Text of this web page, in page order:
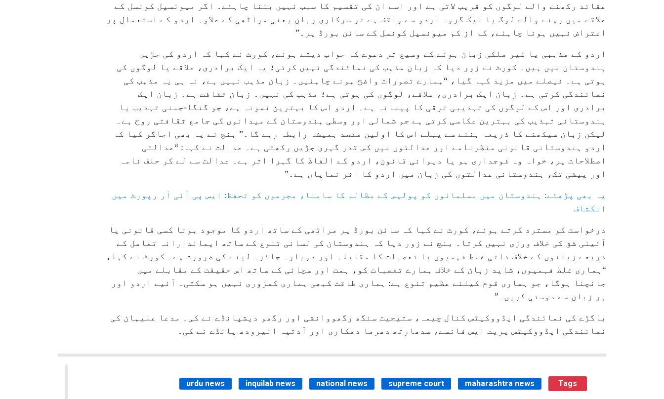
عقائد رکھنے والے لوگوں کو قریب لاتی ہے اور اسے ان کی تقسیم کا سبب نہیں بننا چاہئے۔ اگر میونسپل کونسل کے
علاقے میں رہنے والے لوگ یا ایک گروہ اردو سے واقف ہے تو سرکاری زبان یعنی مراٹھی کے علاوہ اردو کے استعمال پر
اعتراض نہیں ہونا چاہئے، کم از کم میونسپل کونسل کے سائن بورڈ پر۔”
اردو کے مذہبی یا غیر ملکی زبان ہونے کے وسیع تر دعوے کا جواب دیتے ہوئے، کورٹ نے کہا کہ اردو کی جڑیں
ہندوستان میں ہیں۔ کورٹ نے زور دیا کہ زبان مذہب کی نمائندگی نہیں کرتی؛ یہ ایک برادری، علاقے یا لوگوں کی
ہوتی ہے۔ فیصلے میں مزید کہا گیا، “ہمارے تصورات واضح ہونے چاہئیں۔ زبان مذہب نہیں ہے، نہ ہی یہ مذہب کی
نمائندگی کرتی ہے۔ زبان ایک برادری، علاقے، لوگوں کی ہوتی ہے؛ مذہب کی نہیں۔ زبان ثقافت ہے۔ زبان ایک
برادری اور اس کے لوگوں کی تہذیبی ترقی کا پیمانہ ہے۔ اردو اس کا بہترین نمونہ ہے، جو گنگا-جمنی تہذیب یا
ہندوستانی تہذیب کی بہترین عکاسی کرتی ہے جو شمالی اور وسطی ہندوستان کے میدانوں کی جامع ثقافتی روح ہے۔
لیکن زبان سیکھنے کا ذریعہ بننے سے پہلے اس کا اولین مقصد ہمیشہ رابطہ رہے گا۔” بنچ نے یہ بھی اجاگر کیا کہ
اردو ہندوستانی قانونی منظرنامے اور عدالتوں میں کس قدر گہری جڑیں رکھتی ہے۔ عدالت نے کہا: “عدالتی
اصطلاحات پر، خواہ وہ فوجداری ہو یا دیوانی قانون، اردو کے الفاظ کا گہرا اثر ہے۔ عدالت سے لے کر حلف نامہ
اور پیشی تک، ہندوستانی عدالتوں کی زبان میں اردو کا اثر نمایاں ہے۔”
یہ بھی پڑھئے: ہندوستان میں مسلمانوں کو پولیس کے مظالم کا سامنا، مجرموں کو تحفظ: ایس پی آئی آر رپورٹ میں
انکشاف
درخواست کو مسترد کرتے ہوئے، کورٹ نے کہا کہ سائن بورڈ پر مراٹھی کے ساتھ اردو کا موجود ہونا کسی قانونی یا
آئینی شق کی خلاف ورزی نہیں کرتا۔ بنچ نے زور دیا کہ ہندوستان کی لسانی تنوع کے ساتھ ایماندارانہ تعامل کے
ذریعے زبانوں کے خلاف ذاتی غلط فہمیوں یا تعصبات کا مقابلہ اور دوبارہ جائزہ لینے کی ضرورت ہے۔ کورٹ نے کہا،
“ہماری غلط فہمیوں، شاید زبان کے خلاف ہمارے تعصبات کو، ہمت اور سچائی کے ساتھ اس حقیقت کے مقابلے میں
جانچنا ہوگا، جو ہماری قوم کیلئے عظیم تنوع ہے: ہماری طاقت کبھی ہماری کمزوری نہیں ہو سکتی۔ آئیے اردو اور
ہر زبان سے دوستی کریں۔”
باگڑے کی نمائندگی ایڈووکیٹس کنال چیمہ، ستیجیت سنگھ رگھووانشی اور رگھو دیشپانڈے نے کی۔ مدعا علیہان کی
نمائندگی ایڈووکیٹس پریت ایس فانسے، سدھارتھ دھرما دھکاری اور آدتیہ انیرودھ پانڈے نے کی۔
urdu news inquilab news national news supreme court maharashtra news Tags